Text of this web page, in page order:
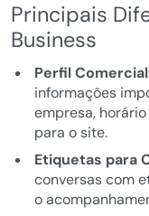
Principais
Business
Perfil
informações
empresa,
para o site.
Etiquetas para
conversas com
o